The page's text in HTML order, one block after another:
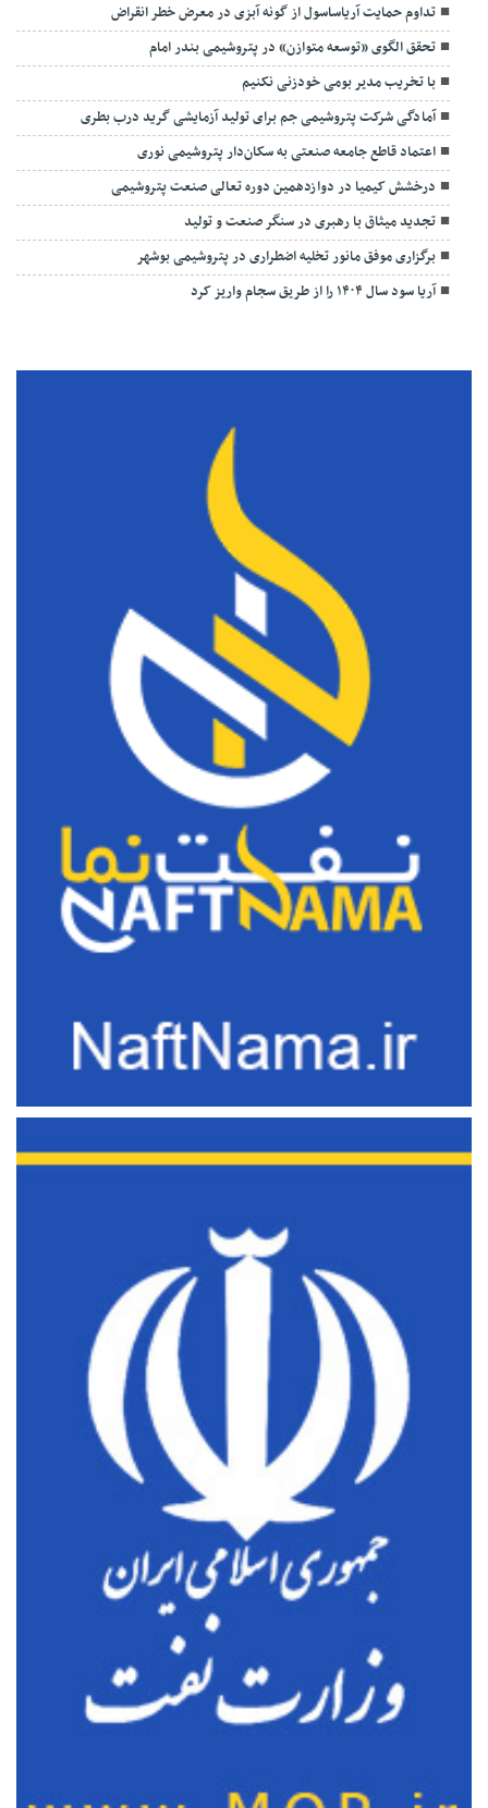
تداوم حمایت آریاساسول از گونه آبزی در معرض خطر انقراض
تحقق الگوی «توسعه متوازن» در پتروشیمی بندر امام
با تخریب مدیر بومی خودزنی نکنیم
آمادگی شرکت پتروشیمی جم برای تولید آزمایشی گرید درب بطری
اعتماد قاطع جامعه صنعتی به سکان‌دار پتروشیمی نوری
درخشش کیمیا در دوازدهمین دوره تعالی صنعت پتروشیمی
تجدید میثاق با رهبری در سنگر صنعت و تولید
برگزاری موفق مانور تخلیه اضطراری در پتروشیمی بوشهر
آریا سود سال ۱۴۰۴ را از طریق سجام واریز کرد